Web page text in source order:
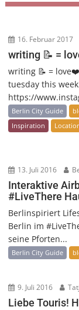
16. Februar 2017
writing 📝 =
writing 📝 =
tuesday this
https://
Berlin City Guide
Inspiration
13. Juli 2016
Interaktive
#LiveThere
Berlinspiriert
Berlin im
seine Pforten...
Berlin City Guide
9. Juli 2016
Liebe Touris!